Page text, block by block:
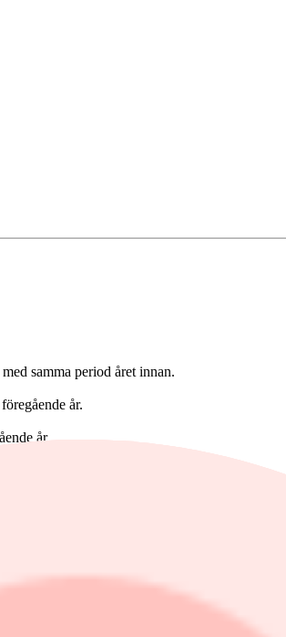
samma period året innan.
år.
år.
år.
år. Resultat per aktie uppgick till 0,55